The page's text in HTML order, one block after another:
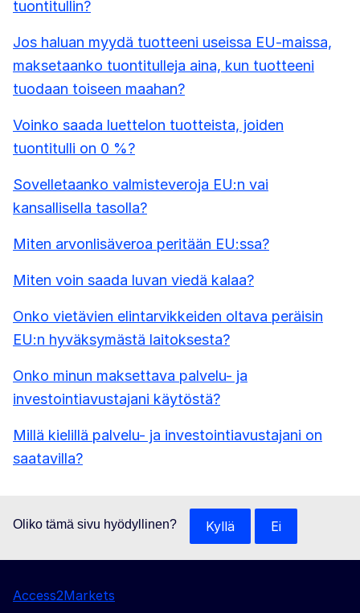
tuontitullin?
Jos haluan myydä tuotteeni useissa EU-maissa,
maksetaanko tuontitulleja aina, kun tuotteeni
tuodaan toiseen maahan?
Voinko saada luettelon tuotteista, joiden
tuontitulli on 0 %?
Sovelletaanko valmisteveroja EU:n vai
kansallisella tasolla?
Miten arvonlisäveroa peritään EU:ssa?
Miten voin saada luvan viedä kalaa?
Onko vietävien elintarvikkeiden oltava peräisin
EU:n hyväksymästä laitoksesta?
Onko minun maksettava palvelu- ja
investointiavustajani käytöstä?
Millä kielillä palvelu- ja investointiavustajani on
saatavilla?
Oliko tämä sivu hyödyllinen? Kyllä Ei
Access2Markets